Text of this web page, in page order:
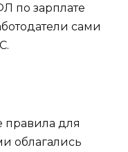
по зарплате
сами
правила для
облагались